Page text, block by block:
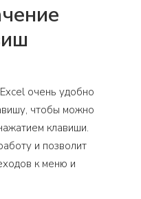
очень удобно
чтобы можно
клавиши.
и позволит
к меню и